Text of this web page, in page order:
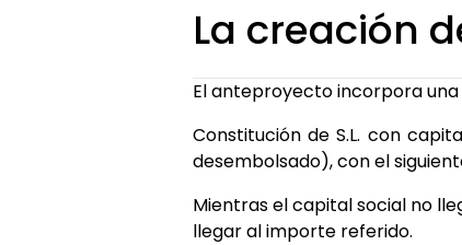
La creación
El anteproyecto incorpora
Constitución de S.L. con
desembolsado), con el
Mientras el capital social no
llegar al importe referido.